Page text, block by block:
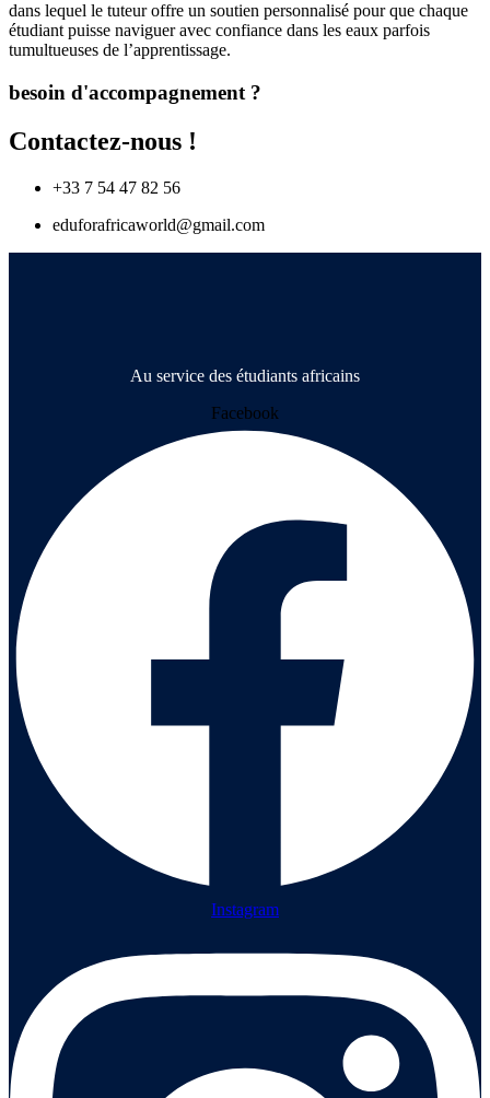
dans lequel le tuteur offre un soutien personnalisé pour que chaque
étudiant puisse naviguer avec confiance dans les eaux parfois
tumultueuses de l’apprentissage.
besoin d'accompagnement ?
Contactez-nous !
+33 7 54 47 82 56
eduforafricaworld@gmail.com
Au service des étudiants africains
Facebook
Instagram